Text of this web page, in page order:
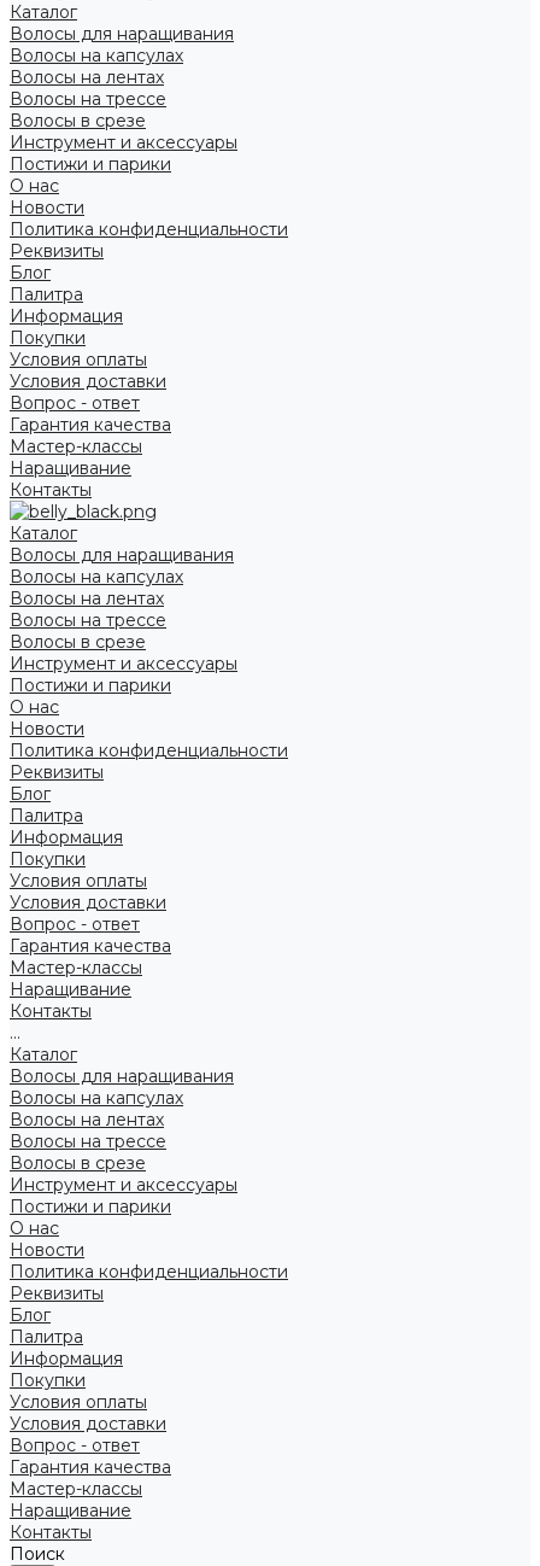
Каталог
Волосы для наращивания
Волосы на капсулах
Волосы на лентах
Волосы на трессе
Волосы в срезе
Инструмент и аксессуары
Постижи и парики
О нас
Новости
Политика конфиденциальности
Реквизиты
Блог
Палитра
Информация
Покупки
Условия оплаты
Условия доставки
Вопрос - ответ
Гарантия качества
Мастер-классы
Наращивание
Контакты
Каталог
Волосы для наращивания
Волосы на капсулах
Волосы на лентах
Волосы на трессе
Волосы в срезе
Инструмент и аксессуары
Постижи и парики
О нас
Новости
Политика конфиденциальности
Реквизиты
Блог
Палитра
Информация
Покупки
Условия оплаты
Условия доставки
Вопрос - ответ
Гарантия качества
Мастер-классы
Наращивание
Контакты
...
Каталог
Волосы для наращивания
Волосы на капсулах
Волосы на лентах
Волосы на трессе
Волосы в срезе
Инструмент и аксессуары
Постижи и парики
О нас
Новости
Политика конфиденциальности
Реквизиты
Блог
Палитра
Информация
Покупки
Условия оплаты
Условия доставки
Вопрос - ответ
Гарантия качества
Мастер-классы
Наращивание
Контакты
Поиск